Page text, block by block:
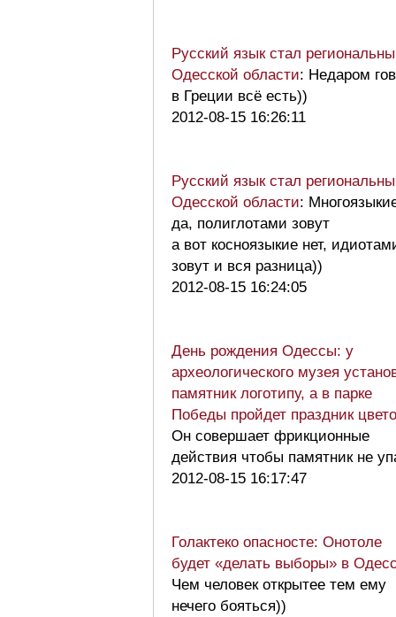
Русский язык стал
Одесской области: Недаром
в Греции всё есть))
2012-08-15 16:26:11
Русский язык стал
Одесской области:
да, полиглотами зовут
а вот косноязыкие нет,
зовут и вся разница))
2012-08-15 16:24:05
День рождения Одессы: у
археологического музея
памятник логотипу, а в парке
Победы пройдет праздник
Он совершает фрикционные
действия чтобы памятник не
2012-08-15 16:17:47
Голактеко опасносте: Онотоле
будет «делать выборы» в
Чем человек открытее тем ему
нечего бояться))